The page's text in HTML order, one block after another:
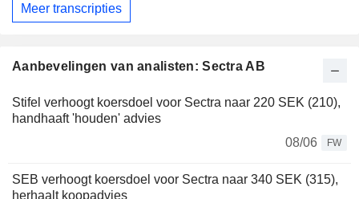
Meer transcripties
Aanbevelingen van analisten: Sectra AB
Stifel verhoogt koersdoel voor Sectra naar 220 SEK (210),
handhaaft 'houden' advies
08/06
FW
SEB verhoogt koersdoel voor Sectra naar 340 SEK (315),
herhaalt koopadvies